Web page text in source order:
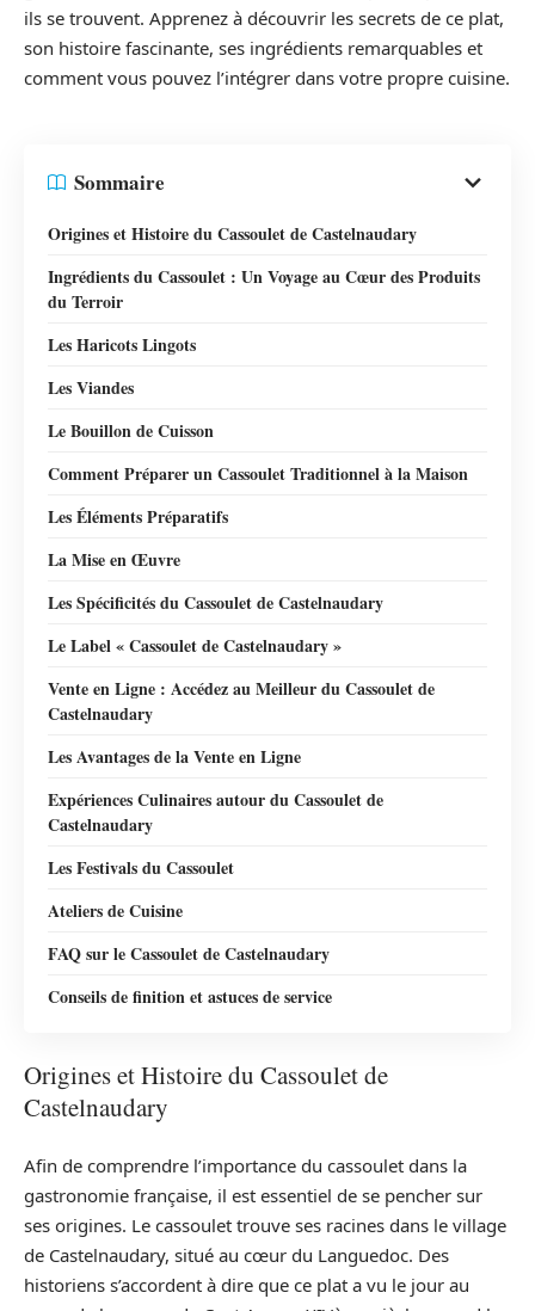
ils se trouvent. Apprenez à découvrir les secrets de ce plat,
son histoire fascinante, ses ingrédients remarquables et
comment vous pouvez l’intégrer dans votre propre cuisine.
Sommaire
Origines et Histoire du Cassoulet de Castelnaudary
Ingrédients du Cassoulet : Un Voyage au Cœur des Produits
du Terroir
Les Haricots Lingots
Les Viandes
Le Bouillon de Cuisson
Comment Préparer un Cassoulet Traditionnel à la Maison
Les Éléments Préparatifs
La Mise en Œuvre
Les Spécificités du Cassoulet de Castelnaudary
Le Label « Cassoulet de Castelnaudary »
Vente en Ligne : Accédez au Meilleur du Cassoulet de
Castelnaudary
Les Avantages de la Vente en Ligne
Expériences Culinaires autour du Cassoulet de
Castelnaudary
Les Festivals du Cassoulet
Ateliers de Cuisine
FAQ sur le Cassoulet de Castelnaudary
Conseils de finition et astuces de service
Origines et Histoire du Cassoulet de
Castelnaudary
Afin de comprendre l’importance du cassoulet dans la
gastronomie française, il est essentiel de se pencher sur
ses origines. Le cassoulet trouve ses racines dans le village
de Castelnaudary, situé au cœur du Languedoc. Des
historiens s’accordent à dire que ce plat a vu le jour au